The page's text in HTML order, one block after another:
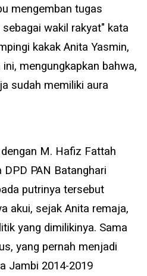
mengemban tugas
wakil rakyat" kata
kakak Anita Yasmin,
mengungkapkan bahwa,
sudah memiliki aura
M. Hafiz Fattah
PAN Batanghari
putrinya tersebut
akui, sejak Anita remaja,
yang dimilikinya. Sama
yang pernah menjadi
Jambi 2014-2019